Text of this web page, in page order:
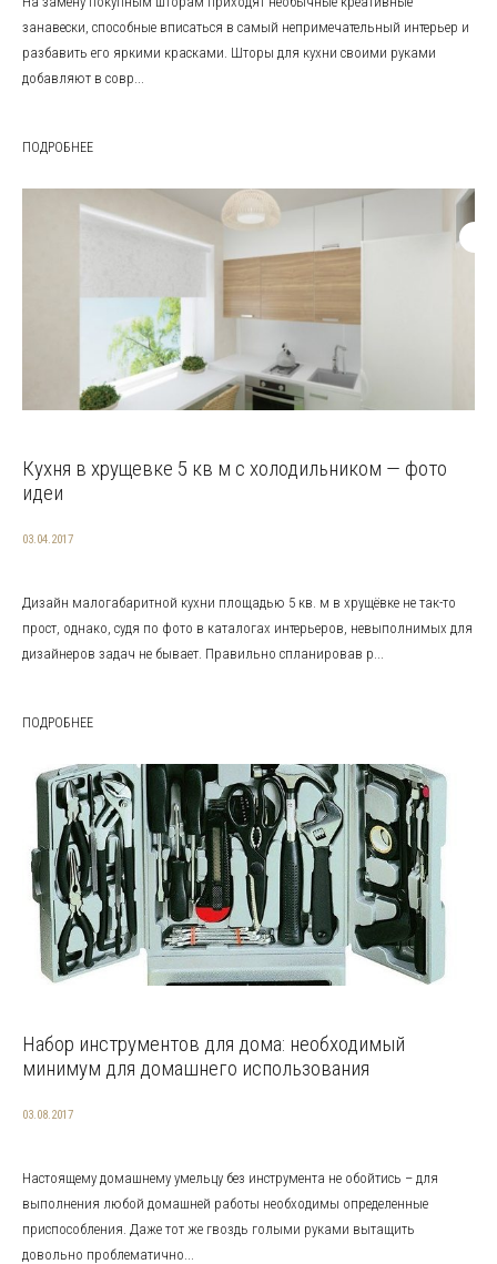
занавески, способные вписаться в самый непримечательный интерьер и
разбавить его яркими красками. Шторы для кухни своими руками
добавляют в совр...
ПОДРОБНЕЕ
Кухня в хрущевке 5 кв м с холодильником — фото
идеи
03.04.2017
Дизайн малогабаритной кухни площадью 5 кв. м в хрущёвке не так-то
прост, однако, судя по фото в каталогах интерьеров, невыполнимых для
дизайнеров задач не бывает. Правильно спланировав р...
ПОДРОБНЕЕ
Набор инструментов для дома: необходимый
минимум для домашнего использования
03.08.2017
Настоящему домашнему умельцу без инструмента не обойтись – для
выполнения любой домашней работы необходимы определенные
приспособления. Даже тот же гвоздь голыми руками вытащить
довольно проблематично...